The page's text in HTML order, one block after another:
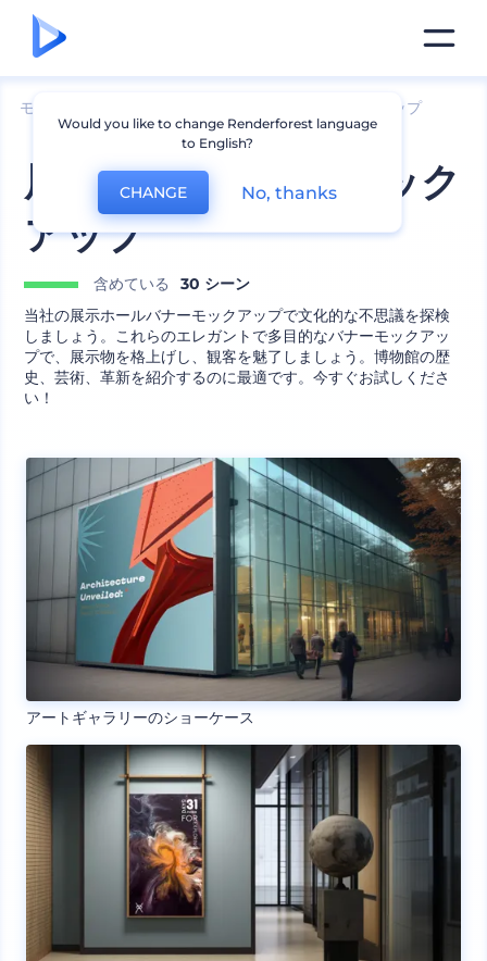
モックアップ ポスターのモックアップ
展示会場のバナーモック
アップ
含めている
30 シーン
当社の展示ホールバナーモックアップで文化的な不思議を探検
しましょう。これらのエレガントで多目的なバナーモックアッ
プで、展示物を格上げし、観客を魅了しましょう。博物館の歴
史、芸術、革新を紹介するのに最適です。今すぐお試しくださ
い！
アートギャラリーのショーケース
Would you like to change Renderforest language
to English?
CHANGE No, thanks